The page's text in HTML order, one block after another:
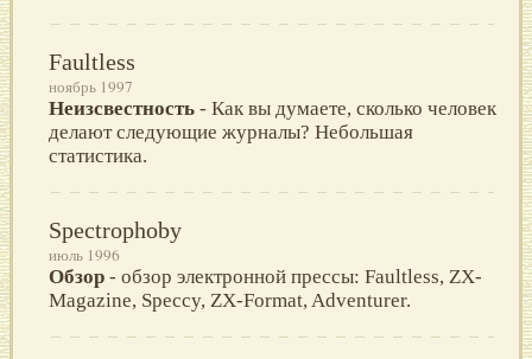
Faultless
ноябрь 1997
Неизсвестность - Как вы думаете, сколько человек
делают следующие журналы? Небольшая
статистика.
Spectrophoby
июль 1996
Обзор - обзор электронной прессы: Faultless, ZX-
Magazine, Speccy, ZX-Format, Adventurer.